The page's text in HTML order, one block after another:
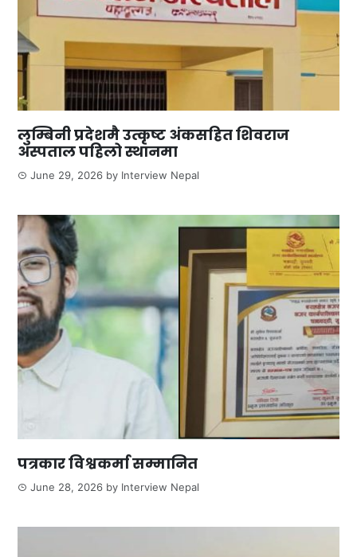
लुम्बिनी प्रदेशमै उत्कृष्ट अंकसहित शिवराज
अस्पताल पहिलो स्थानमा
June 29, 2026 by Interview Nepal
पत्रकार विश्वकर्मा सम्मानित
June 28, 2026 by Interview Nepal